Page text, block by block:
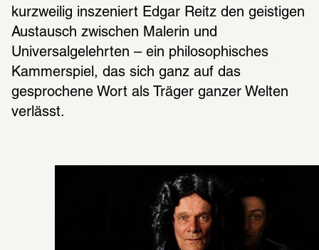
kurzweilig inszeniert Edgar Reitz den geistigen
Austausch zwischen Malerin und
Universalgelehrten – ein philosophisches
Kammerspiel, das sich ganz auf das
gesprochene Wort als Träger ganzer Welten
verlässt.